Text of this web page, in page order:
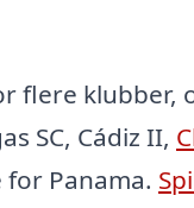
flere klubber,
SC, Cádiz II,
Panama.